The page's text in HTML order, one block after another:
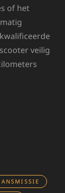
of het
veilig